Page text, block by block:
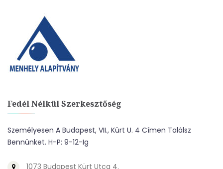
Fedél Nélkül Szerkesztőség
Személyesen A Budapest, VII., Kürt U. 4 Címen Találsz
Bennünket. H-P: 9-12-Ig
1073 Budapest Kürt Utca 4.